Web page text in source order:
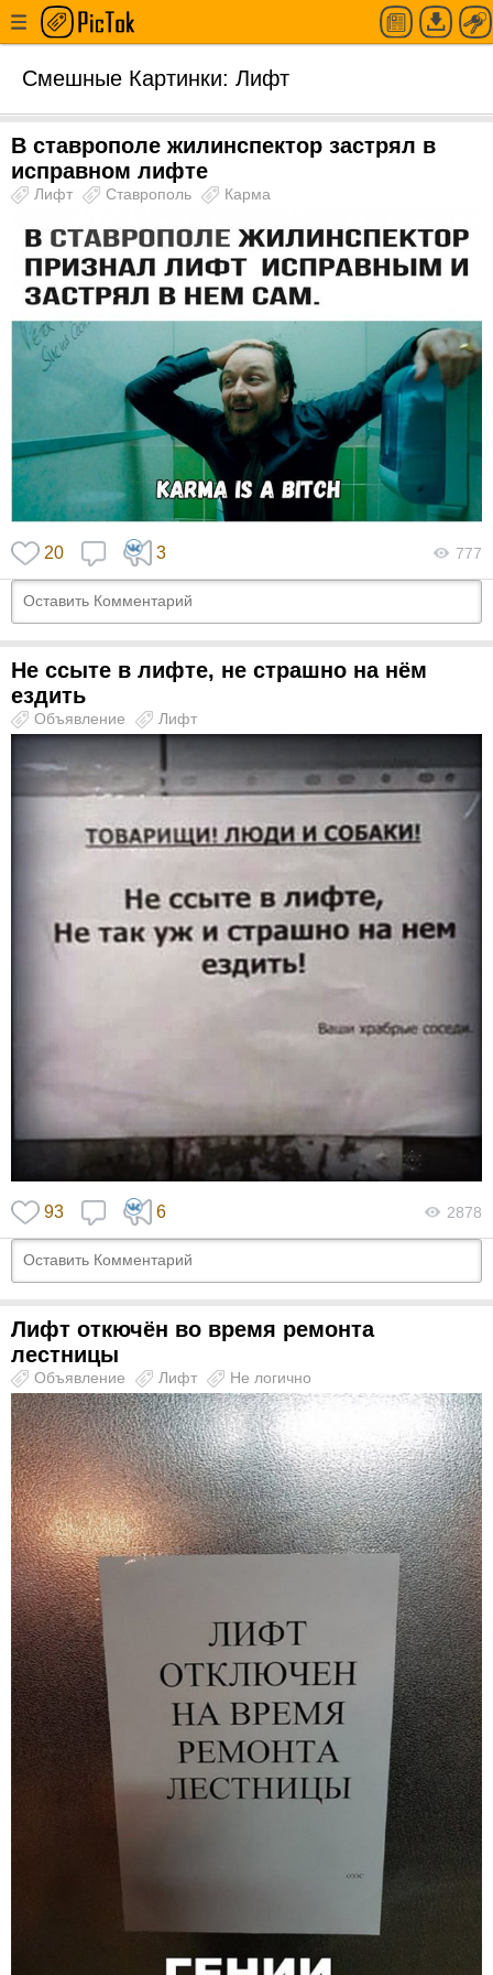
Смешные Картинки: Лифт
В ставрополе жилинспектор застрял в
исправном лифте
Лифт Ставрополь Карма
20 3 777
Не ссыте в лифте, не страшно на нём
ездить
Объявление Лифт
93 6 2878
Лифт откючён во время ремонта
лестницы
Объявление Лифт Не логично